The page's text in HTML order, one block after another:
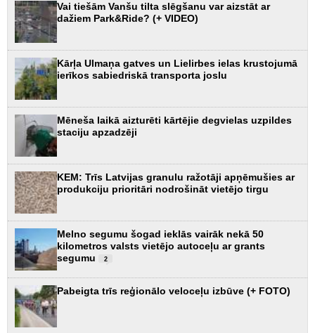
Vai tiešām Vanšu tilta slēgšanu var aizstāt ar
dažiem Park&Ride? (+ VIDEO)
Kārļa Ulmaņa gatves un Lielirbes ielas krustojumā
ierīkos sabiedriskā transporta joslu
Mēneša laikā aizturēti kārtējie degvielas uzpildes
staciju apzadzēji
KEM: Trīs Latvijas granulu ražotāji apņēmušies ar
produkciju prioritāri nodrošināt vietējo tirgu
Melno segumu šogad ieklās vairāk nekā 50
kilometros valsts vietējo autoceļu ar grants
segumu
2
Pabeigta trīs reģionālo veloceļu izbūve (+ FOTO)